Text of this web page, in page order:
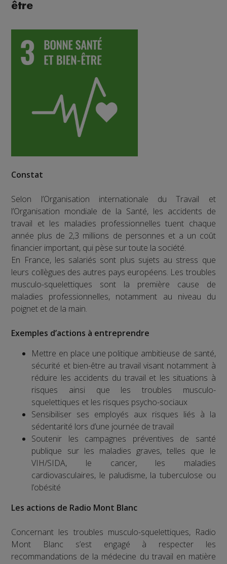
être
Constat
Selon l’Organisation internationale du Travail et
l’Organisation mondiale de la Santé, les accidents de
travail et les maladies professionnelles tuent chaque
année plus de 2,3 millions de personnes et a un coût
financier important, qui pèse sur toute la société.
En France, les salariés sont plus sujets au stress que
leurs collègues des autres pays européens. Les troubles
musculo-squelettiques sont la première cause de
maladies professionnelles, notamment au niveau du
poignet et de la main.
Exemples d’actions à entreprendre
Mettre en place une politique ambitieuse de santé,
sécurité et bien-être au travail visant notamment à
réduire les accidents du travail et les situations à
risques ainsi que les troubles musculo-
squelettiques et les risques psycho-sociaux
Sensibiliser ses employés aux risques liés à la
sédentarité lors d’une journée de travail
Soutenir les campagnes préventives de santé
publique sur les maladies graves, telles que le
VIH/SIDA, le cancer, les maladies
cardiovasculaires, le paludisme, la tuberculose ou
l’obésité
Les actions de Radio Mont Blanc
Concernant les troubles musculo-squelettiques, Radio
Mont Blanc s’est engagé à respecter les
recommandations de la médecine du travail en matière